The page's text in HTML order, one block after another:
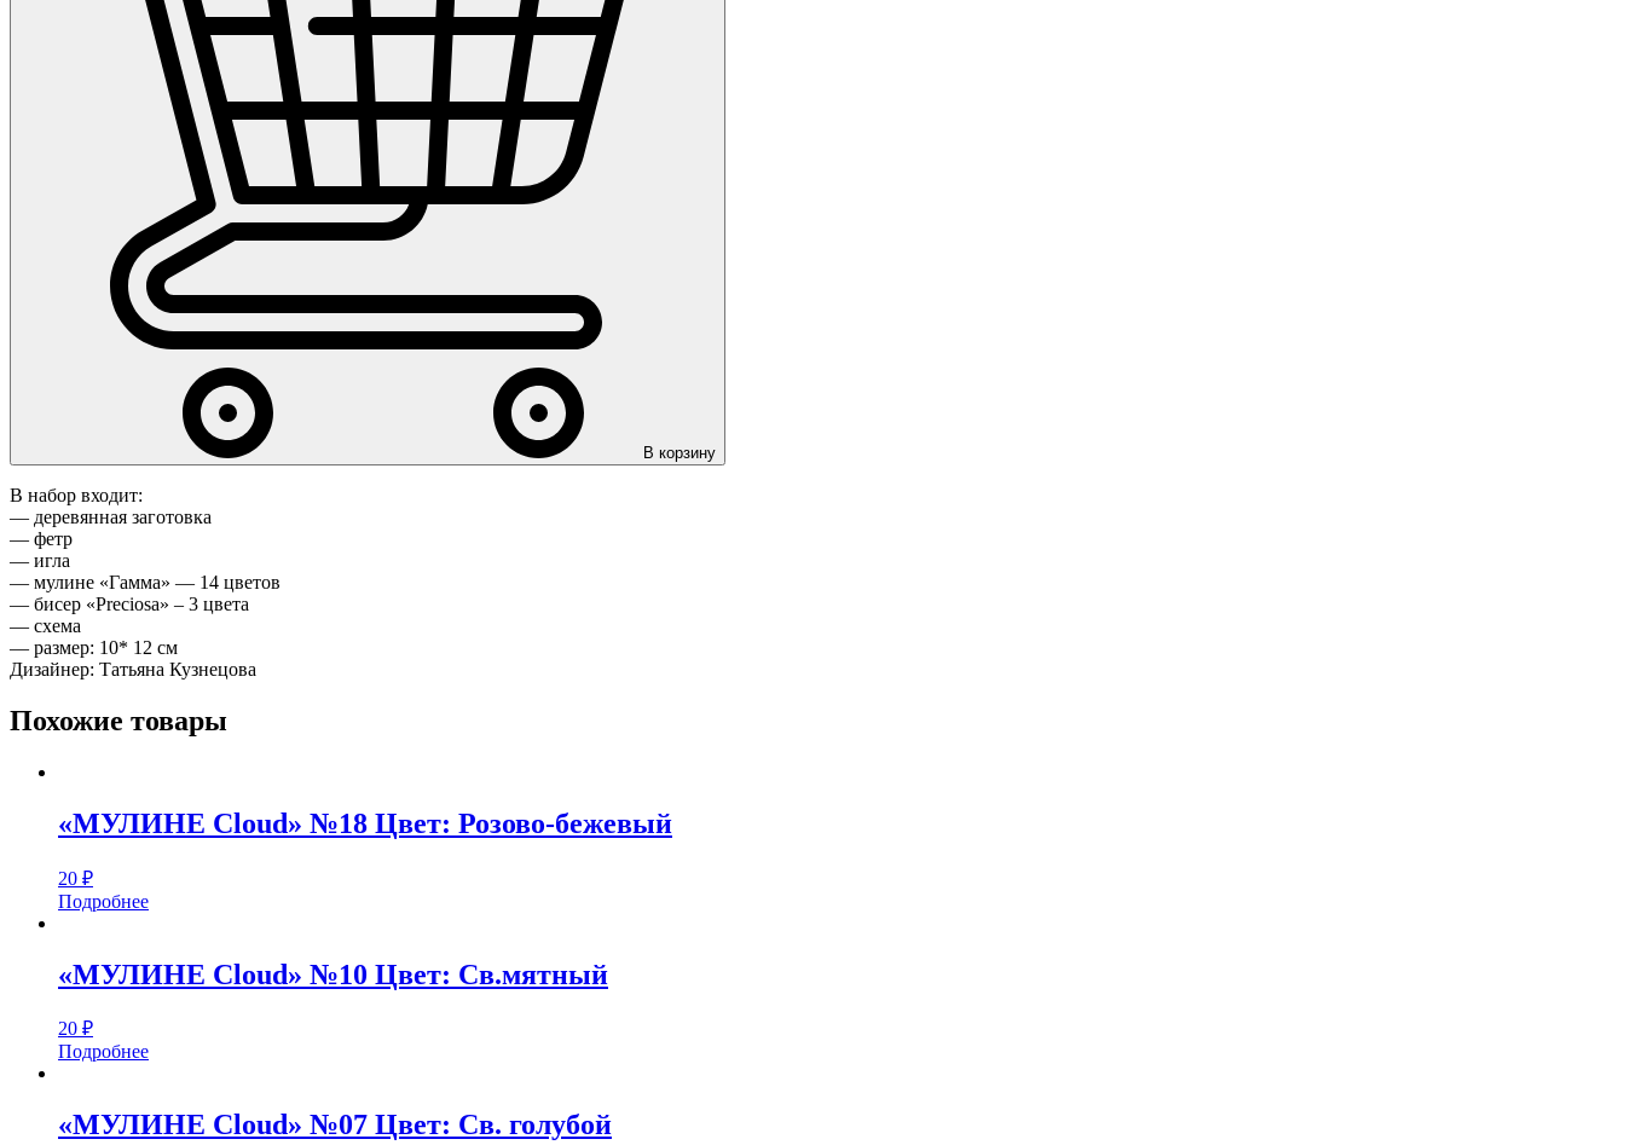
В корзину
В набор входит:
— деревянная заготовка
— фетр
— игла
— мулине «Гамма» — 14 цветов
— бисер «Preciosa» – 3 цвета
— схема
— размер: 10* 12 см
Дизайнер: Татьяна Кузнецова
Похожие товары
«МУЛИНЕ Cloud» №18 Цвет: Розово-бежевый
20 ₽
Подробнее
«МУЛИНЕ Cloud» №10 Цвет: Св.мятный
20 ₽
Подробнее
«МУЛИНЕ Cloud» №07 Цвет: Св. голубой